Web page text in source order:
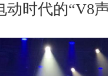
动时代的“V8